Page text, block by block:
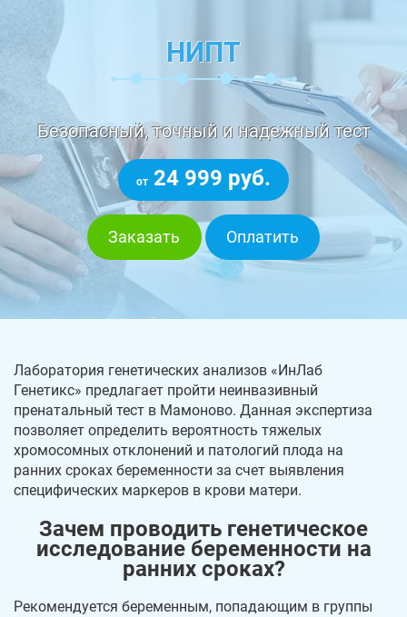
НИПТ
Безопасный, точный и надежный тест
от 24 999 руб.
Заказать Оплатить
Лаборатория генетических анализов «ИнЛаб
Генетикс» предлагает пройти неинвазивный
пренатальный тест в Мамоново. Данная экспертиза
позволяет определить вероятность тяжелых
хромосомных отклонений и патологий плода на
ранних сроках беременности за счет выявления
специфических маркеров в крови матери.
Зачем проводить генетическое
исследование беременности на
ранних сроках?
Рекомендуется беременным, попадающим в группы